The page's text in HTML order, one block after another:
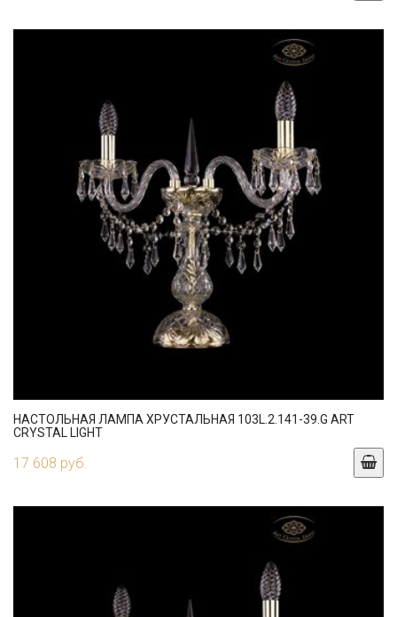
НАСТОЛЬНАЯ ЛАМПА ХРУСТАЛЬНАЯ 103L.2.141-39.G ART
CRYSTAL LIGHT
17 608 руб.